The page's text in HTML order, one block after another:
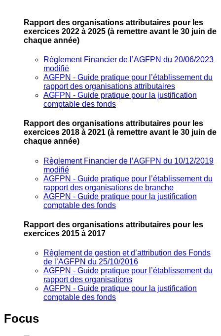
Rapport des organisations attributaires pour les
exercices 2022 à 2025 (à remettre avant le 30 juin de
chaque année)
Règlement Financier de l’AGFPN du 20/06/2023
modifié
AGFPN ‐ Guide pratique pour l’établissement du
rapport des organisations attributaires
AGFPN ‐ Guide pratique pour la justification
comptable des fonds
Rapport des organisations attributaires pour les
exercices 2018 à 2021 (à remettre avant le 30 juin de
chaque année)
Règlement Financier de l’AGFPN du 10/12/2019
modifié
AGFPN ‐ Guide pratique pour l’établissement du
rapport des organisations de branche
AGFPN ‐ Guide pratique pour la justification
comptable des fonds
Rapport des organisations attributaires pour les
exercices 2015 à 2017
Règlement de gestion et d’attribution des Fonds
de l’AGFPN du 25/10/2016
AGFPN ‐ Guide pratique pour l’établissement du
rapport des organisations
AGFPN ‐ Guide pratique pour la justification
comptable des fonds
Focus